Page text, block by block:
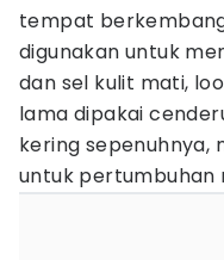
tempat
digunakan untuk
dan sel kulit mati,
lama dipakai
kering sepenuhnya,
untuk pertumbuhan